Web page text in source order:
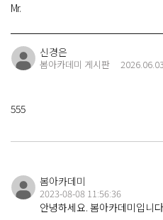
About
Mr.
신경은
봄아카데미 게시판
555
봄아카데미
2023-08-08 11:56:36
안녕하세요. 봄아카데미입니